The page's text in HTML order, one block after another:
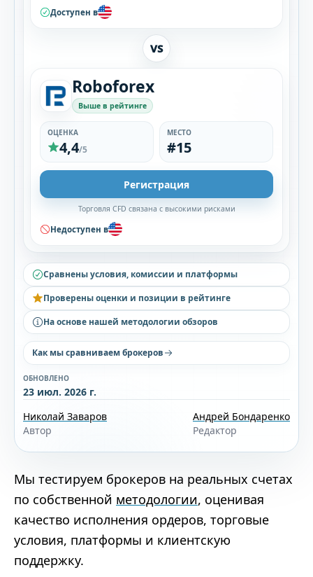
Доступен в
VS
Roboforex
Выше в рейтинге
ОЦЕНКА
4,4/5
МЕСТО
#15
Регистрация
Торговля CFD связана с высокими рисками
Недоступен в
Сравнены условия, комиссии и платформы
Проверены оценки и позиции в рейтинге
На основе нашей методологии обзоров
Как мы сравниваем брокеров
ОБНОВЛЕНО
23 июл. 2026 г.
Николай Заваров
Автор
Андрей Бондаренко
Редактор
Мы тестируем брокеров на реальных счетах
по собственной методологии, оценивая
качество исполнения ордеров, торговые
условия, платформы и клиентскую
поддержку.